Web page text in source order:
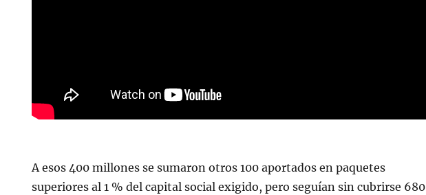
A esos 400 millones se sumaron otros 100 aportados en paquetes
superiores al 1 % del capital social exigido, pero seguían sin cubrirse 680